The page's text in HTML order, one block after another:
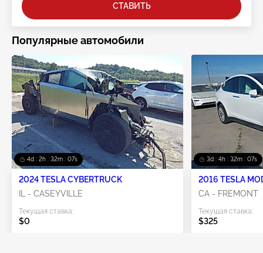
СТАВИТЬ
Популярные автомобили
4d : 2h : 32m : 07s
2024 TESLA CYBERTRUCK
IL - CASEYVILLE
Текущая ставка:
$0
3d : 4h : 32m : 07s
2016 TESLA
CA - FREMONT
Текущая ставка:
$325